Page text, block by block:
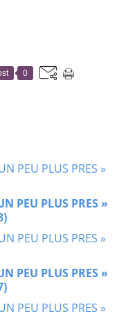
0
PEU PLUS PRES »
PEU PLUS PRES »